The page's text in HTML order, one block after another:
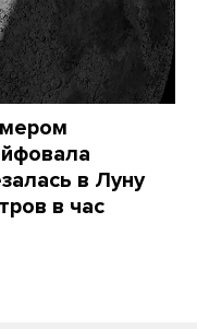
в Луну
в час